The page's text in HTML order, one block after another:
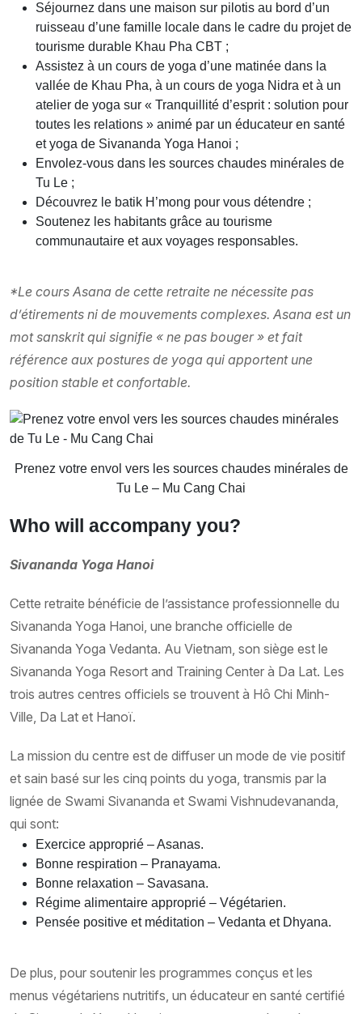
Séjournez dans une maison sur pilotis au bord d’un
ruisseau d’une famille locale dans le cadre du projet de
tourisme durable Khau Pha CBT ;
Assistez à un cours de yoga d’une matinée dans la
vallée de Khau Pha, à un cours de yoga Nidra et à un
atelier de yoga sur « Tranquillité d’esprit : solution pour
toutes les relations » animé par un éducateur en santé
et yoga de Sivananda Yoga Hanoi ;
Envolez-vous dans les sources chaudes minérales de
Tu Le ;
Découvrez le batik H’mong pour vous détendre ;
Soutenez les habitants grâce au tourisme
communautaire et aux voyages responsables.
*Le cours Asana de cette retraite ne nécessite pas
d’étirements ni de mouvements complexes. Asana est un
mot sanskrit qui signifie « ne pas bouger » et fait
référence aux postures de yoga qui apportent une
position stable et confortable.
Prenez votre envol vers les sources chaudes minérales de
Tu Le – Mu Cang Chai
Who will accompany you?
Sivananda Yoga Hanoi
Cette retraite bénéficie de l’assistance professionnelle du
Sivananda Yoga Hanoi, une branche officielle de
Sivananda Yoga Vedanta. Au Vietnam, son siège est le
Sivananda Yoga Resort and Training Center à Da Lat. Les
trois autres centres officiels se trouvent à Hô Chi Minh-
Ville, Da Lat et Hanoï.
La mission du centre est de diffuser un mode de vie positif
et sain basé sur les cinq points du yoga, transmis par la
lignée de Swami Sivananda et Swami Vishnudevananda,
qui sont:
Exercice approprié – Asanas.
Bonne respiration – Pranayama.
Bonne relaxation – Savasana.
Régime alimentaire approprié – Végétarien.
Pensée positive et méditation – Vedanta et Dhyana.
De plus, pour soutenir les programmes conçus et les
menus végétariens nutritifs, un éducateur en santé certifié